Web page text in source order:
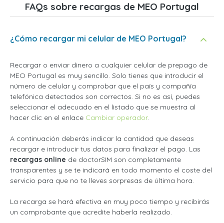
FAQs sobre recargas de MEO Portugal
¿Cómo recargar mi celular de MEO Portugal?
Recargar o enviar dinero a cualquier celular de prepago de
MEO Portugal es muy sencillo. Solo tienes que introducir el
número de celular y comprobar que el país y compañía
telefónica detectados son correctos. Si no es así, puedes
seleccionar el adecuado en el listado que se muestra al
hacer clic en el enlace Cambiar operador.
A continuación deberás indicar la cantidad que deseas
recargar e introducir tus datos para finalizar el pago. Las
recargas online de doctorSIM son completamente
transparentes y se te indicará en todo momento el coste del
servicio para que no te lleves sorpresas de última hora.
La recarga se hará efectiva en muy poco tiempo y recibirás
un comprobante que acredite haberla realizado.